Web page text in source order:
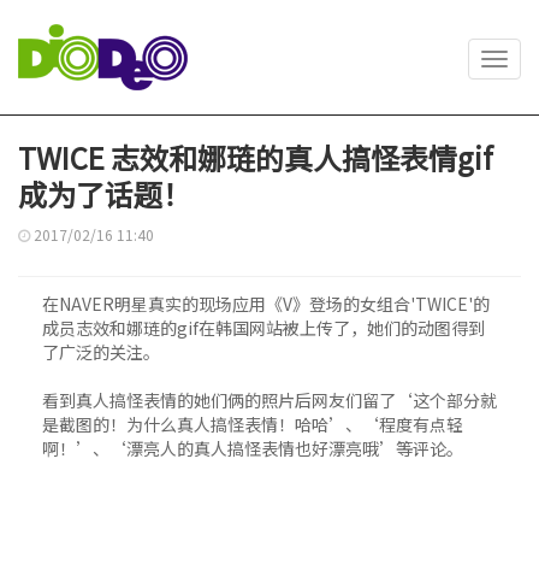
TWICE 志效和娜琏的真人搞怪表情gif
成为了话题！
2017/02/16 11:40
在NAVER明星真实的现场应用《V》登场的女组合'TWICE'的
成员志效和娜琏的gif在韩国网站被上传了，她们的动图得到
了广泛的关注。
看到真人搞怪表情的她们俩的照片后网友们留了‘这个部分就
是截图的！为什么真人搞怪表情！哈哈’、‘程度有点轻
啊！’、‘漂亮人的真人搞怪表情也好漂亮哦’等评论。